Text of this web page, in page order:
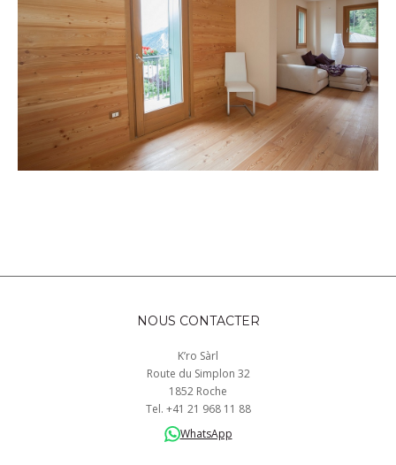
NOUS CONTACTER
K’ro Sàrl
Route du Simplon 32
1852 Roche
Tel. +41 21 968 11 88
WhatsApp